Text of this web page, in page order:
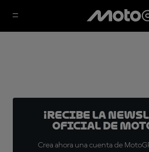
¡Recibe la
oficial de
Crea ahora una cuenta de